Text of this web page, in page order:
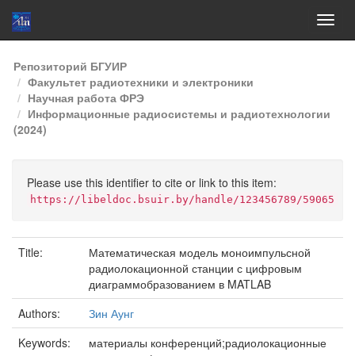
Skip
navigation
Репозиторий БГУИР
Факультет радиотехники и электроники
Научная работа ФРЭ
Информационные радиосистемы и радиотехнологии
(2024)
Please use this identifier to cite or link to this item:
https://libeldoc.bsuir.by/handle/123456789/59065
Title:
Математическая модель моноимпульсной
радиолокационной станции с цифровым
диаграммобразованием в MATLAB
Authors:
Зин Аунг
Keywords:
материалы конференций;радиолокационные